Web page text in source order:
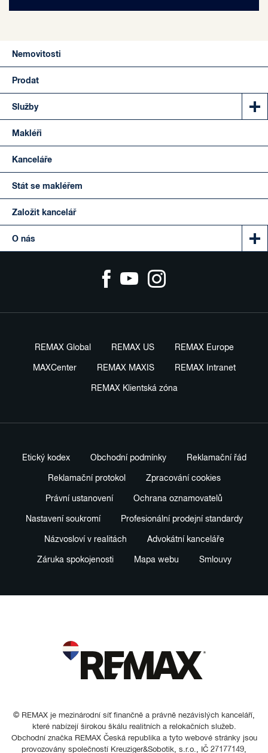
Nemovitosti
Prodat
Služby
Makléři
Kanceláře
Stát se makléřem
Založit kancelář
O nás
REMAX Global REMAX US REMAX Europe
MAXCenter REMAX MAXIS REMAX Intranet
REMAX Klientská zóna
Etický kodex Obchodní podmínky Reklamační řád
Reklamační protokol Zpracování cookies
Právní ustanovení Ochrana oznamovatelů
Nastavení soukromí Profesionální prodejní standardy
Názvosloví v realitách Advokátní kanceláře
Záruka spokojenosti Mapa webu Smlouvy
© REMAX je mezinárodní síť finančně a právně nezávislých kanceláří,
které nabízejí širokou škálu realitních a relokačních služeb.
Obchodní značka REMAX Česká republika a tyto webové stránky jsou
provozovány společností Kreuziger&Sobotik, s.r.o., IČ 27177149,